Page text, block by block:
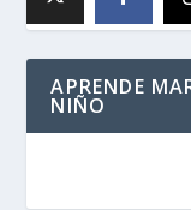
APRENDE
NIÑO